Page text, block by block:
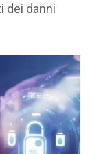
dei danni